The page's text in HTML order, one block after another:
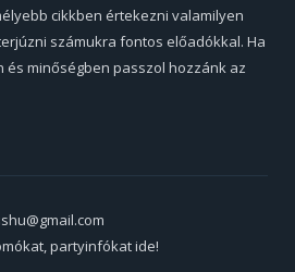
cikkben értekezni valamilyen
számukra fontos előadókkal. Ha
és minőségben passzol hozzánk az
partyinfókat ide!